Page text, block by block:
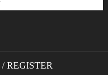
REGISTER